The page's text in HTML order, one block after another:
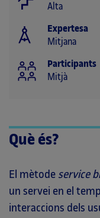
Alta
Expertesa
Mitjana
Participants
Mitjà
Què és?
El mètode service
un servei en el
interaccions dels